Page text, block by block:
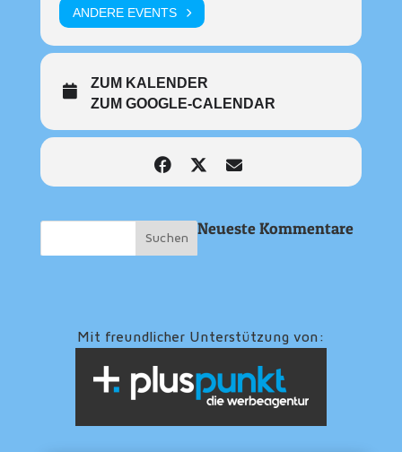
ANDERE EVENTS
ZUM KALENDER
ZUM GOOGLE-CALENDAR
Neueste Kommentare
Mit freundlicher Unterstützung von: